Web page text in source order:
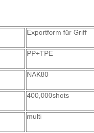
Exportform für Griff
PP+TPE
NAK80
400,000shots
multi